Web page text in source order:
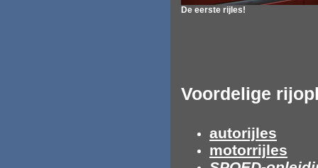
De eerste rijles!
Voordelige
autorijles
motorrijles